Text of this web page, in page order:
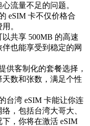
流量不足的问题。
eSIM 卡不仅价格合
。
共享 500MB 的高速
也能享受到稳定的网
供客制化的套餐选择，
数和张数，满足个性
台湾 eSIM 卡能让你连
，包括台湾大哥大、
，你将在激活 eSIM